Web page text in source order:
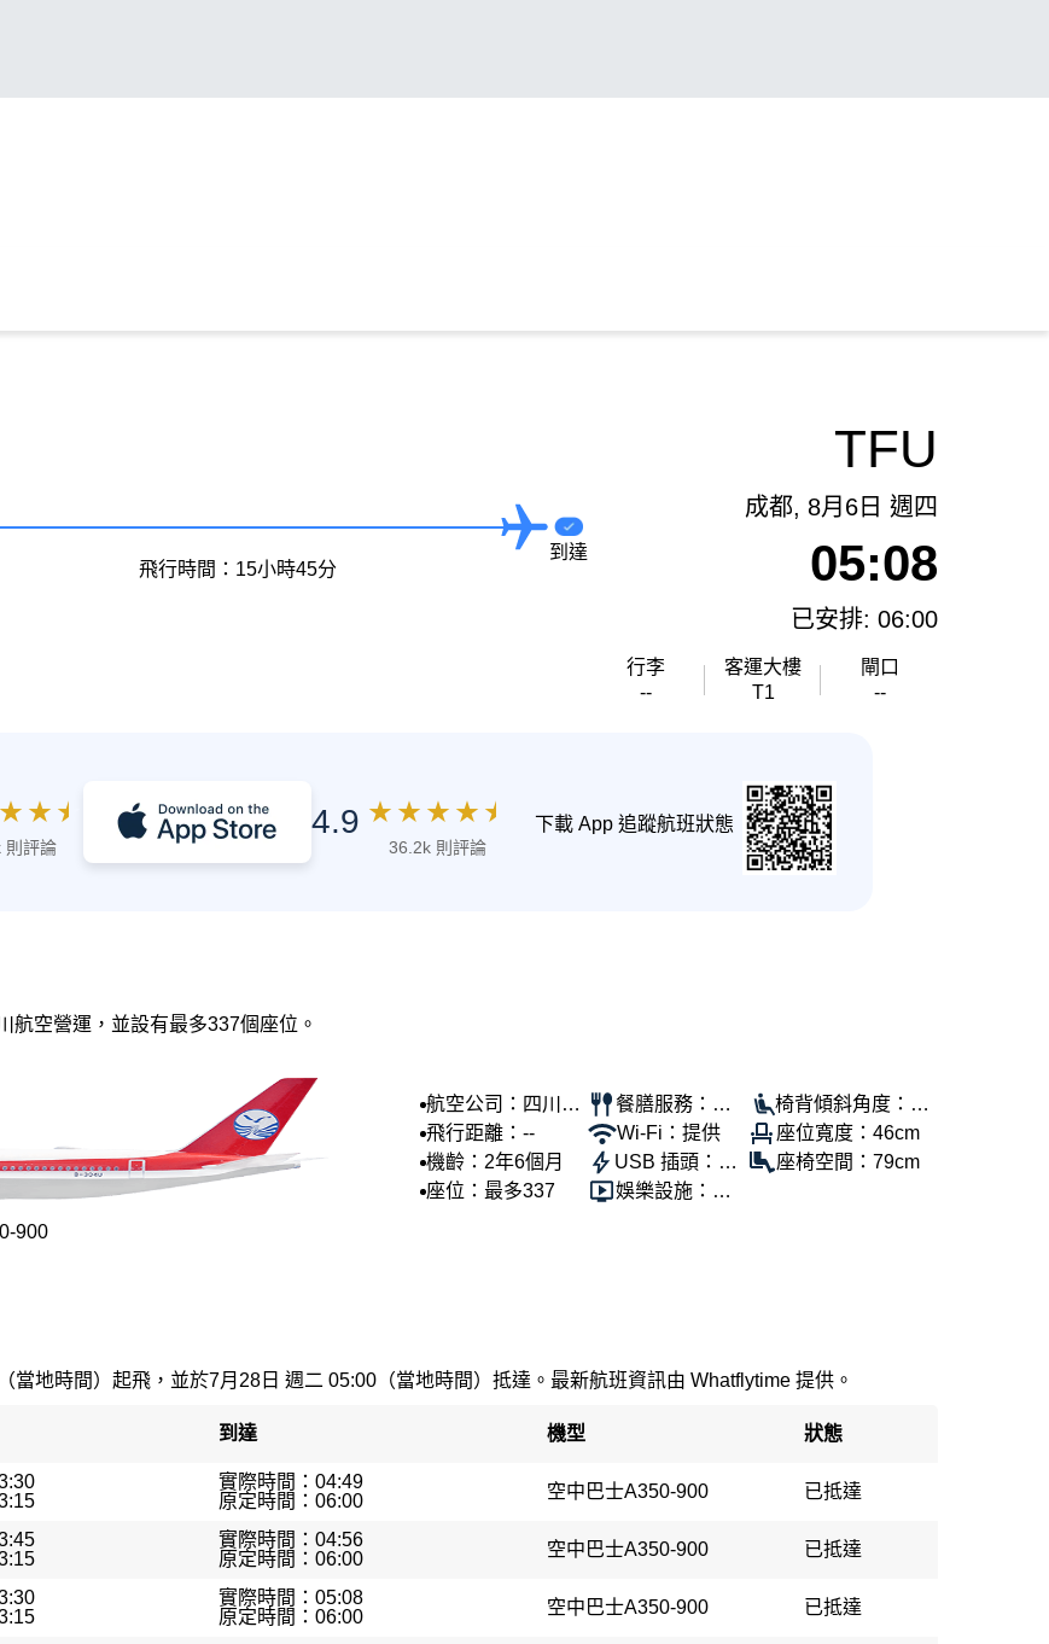
飛行時間：15小時45分
到達
TFU
成都, 8月6日 週四
05:08
已安排: 06:00
行李
--
客運大樓
T1
閘口
--
★ ★ ★
則評論
4.9 ★ ★ ★ ★ ★
36.2k 則評論
下載 App 追蹤航班狀態
航空營運，並設有最多337個座位。
900
航空公司：四川航
空
飛行距離：--
機齡：2年6個月
座位：最多337
餐膳服務：提
供
Wi-Fi：提供
USB 插頭：提
供
娛樂設施：提
椅背傾斜角度：10
0°
座位寬度：46cm
座椅空間：79cm
地時間）起飛，並於7月28日 週二 05:00（當地時間）抵達。最新航班資訊由 Whatflytime 提供。
到達 機型 狀態
實際時間：04:49
原定時間：06:00
空中巴士A350-900 已抵達
實際時間：04:56
原定時間：06:00
空中巴士A350-900 已抵達
實際時間：05:08
原定時間：06:00
空中巴士A350-900 已抵達